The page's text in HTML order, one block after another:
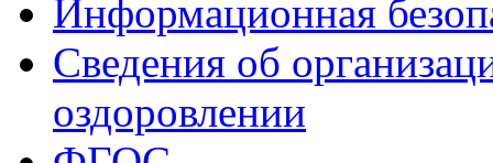
Информационная
Сведения об
оздоровлении